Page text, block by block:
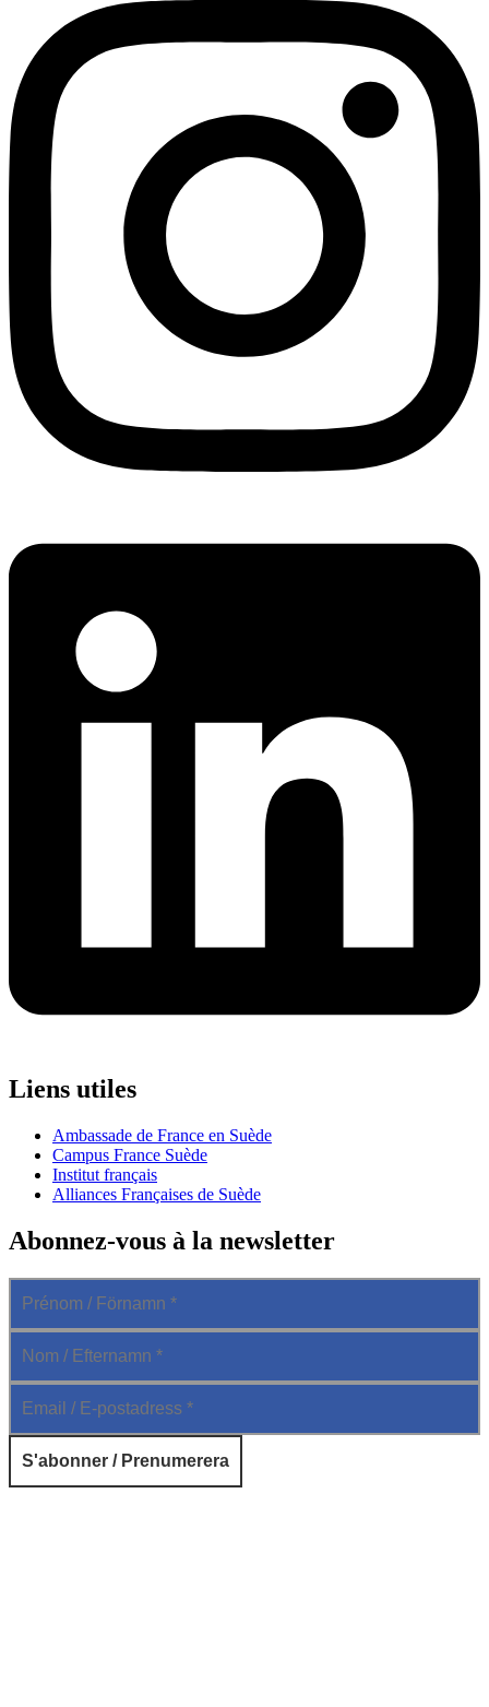
Liens utiles
Ambassade de France en Suède
Campus France Suède
Institut français
Alliances Françaises de Suède
Abonnez-vous à la newsletter